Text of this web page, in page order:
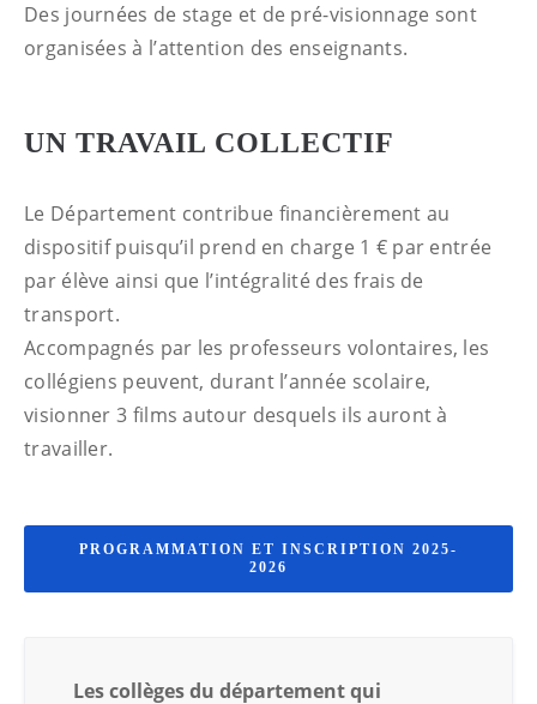
Des journées de stage et de pré-visionnage sont
organisées à l’attention des enseignants.
UN TRAVAIL COLLECTIF
Le Département contribue financièrement au
dispositif puisqu’il prend en charge 1 € par entrée
par élève ainsi que l’intégralité des frais de
transport.
Accompagnés par les professeurs volontaires, les
collégiens peuvent, durant l’année scolaire,
visionner 3 films autour desquels ils auront à
travailler.
PROGRAMMATION ET INSCRIPTION 2025-
2026
Les collèges du département qui